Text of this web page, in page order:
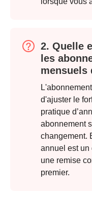
2. Quelle
les
mensuels
d'ajuster le
pratique
abonnement
changement.
annuel est un
une remise
premier.